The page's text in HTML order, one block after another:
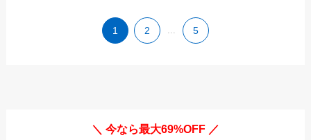
1 2 ... 5
＼ 今なら最大69%OFF ／